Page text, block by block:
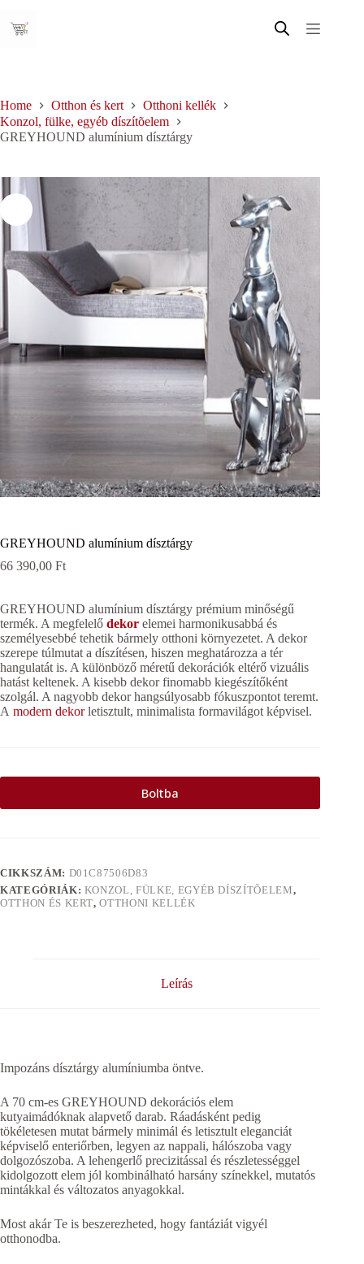
content
Home Otthon és kert
Otthoni kellék
Konzol, fülke, egyéb díszítõelem
GREYHOUND alumínium dísztárgy
GREYHOUND alumínium dísztárgy
66 390,00 Ft
GREYHOUND alumínium dísztárgy prémium minőségű
termék. A megfelelő dekor elemei harmonikusabbá és
személyesebbé tehetik bármely otthoni környezetet. A dekor
szerepe túlmutat a díszítésen, hiszen meghatározza a tér
hangulatát is. A különböző méretű dekorációk eltérő vizuális
hatást keltenek. A kisebb dekor finomabb kiegészítőként
szolgál. A nagyobb dekor hangsúlyosabb fókuszpontot teremt.
A modern dekorletisztult, minimalista formavilágot képvisel.
Boltba
CIKKSZÁM: D01C87506D83
KATEGÓRIÁK: KONZOL, FÜLKE, EGYÉB DÍSZÍTÕELEM,
OTTHON ÉS KERT,OTTHONI KELLÉK
Leírás
Impozáns dísztárgy alumíniumba öntve.
A 70 cm-es GREYHOUND dekorációs elem
kutyaimádóknak alapvető darab. Ráadásként pedig
tökéletesen mutat bármely minimál és letisztult eleganciát
képviselő enteriőrben, legyen az nappali, hálószoba vagy
dolgozószoba. A lehengerlő precizitással és részletességgel
kidolgozott elem jól kombinálható harsány színekkel, mutatós
mintákkal és változatos anyagokkal.
Most akár Te is beszerezheted, hogy fantáziát vigyél
otthonodba.